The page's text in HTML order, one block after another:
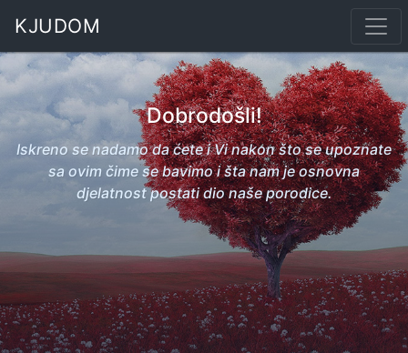
KJUDOM
Dobrodošli!
Iskreno se nadamo da ćete i Vi nakon što se upoznate
sa ovim čime se bavimo i šta nam je osnovna
djelatnost postati dio naše porodice.